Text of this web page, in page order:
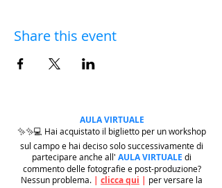
Share this event
AULA VIRTUALE
✨✨💻 Hai acquistato il biglietto per un workshop
sul campo e hai deciso solo successivamente di
partecipare anche all' AULA VIRTUALE di
commento delle fotografie e post-produzione?
Nessun problema. | clicca qui | per versare la